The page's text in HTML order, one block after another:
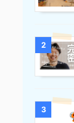
2
3